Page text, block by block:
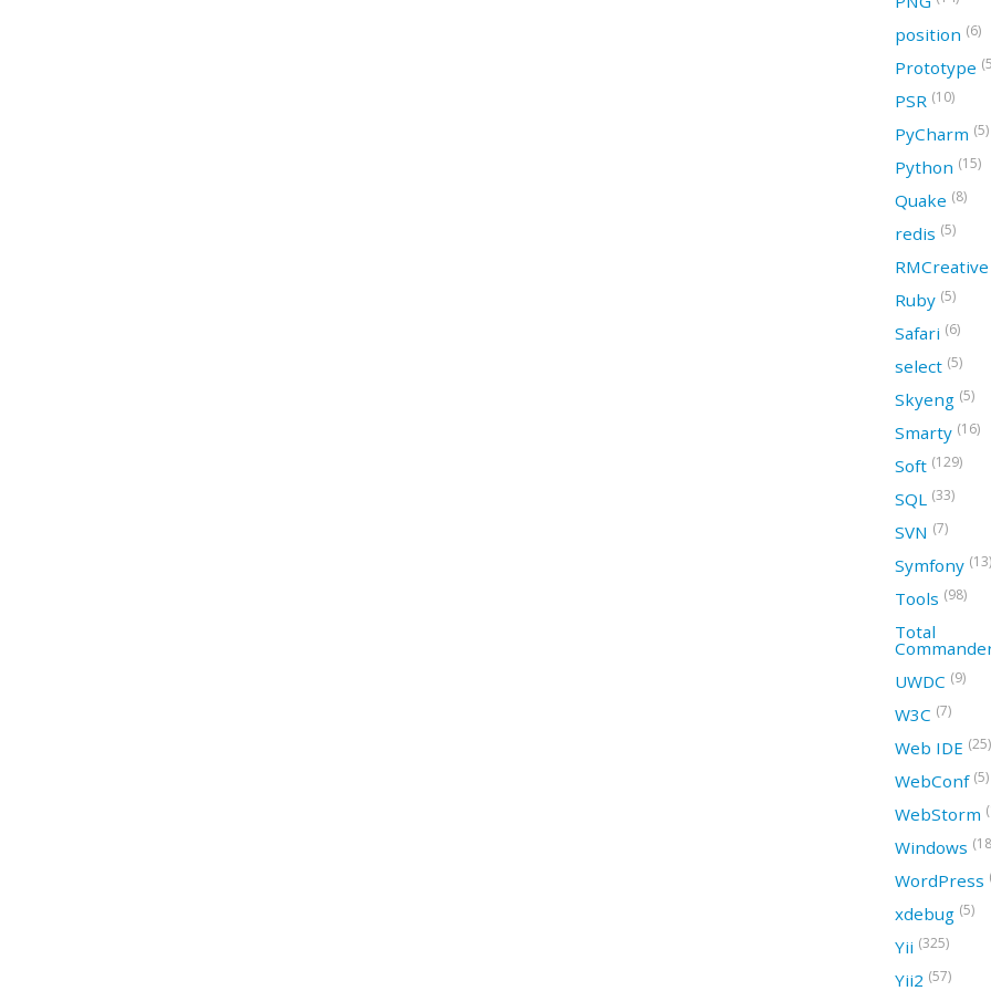
position (6)
Prototype
PSR (10)
PyCharm (5)
Python (15)
Quake (8)
redis (5)
RMCreative
Ruby (5)
Safari (6)
select (5)
Skyeng (5)
Smarty (16)
Soft (129)
SQL (33)
SVN (7)
Symfony (13)
Tools (98)
Total
UWDC (9)
W3C (7)
Web IDE (25)
WebConf (5)
WebStorm
Windows
WordPress
xdebug (5)
Yii (325)
Yii2 (57)